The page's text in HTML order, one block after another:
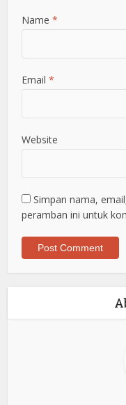
Name *
Email *
Website
Simpan nama,
peramban ini untuk